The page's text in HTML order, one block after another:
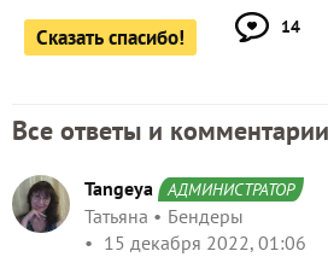
Сказать спасибо! 14
Все ответы и
Tangeya АДМИНИСТРАТОР
Татьяна
Бендеры
15 декабря 2022, 01:06